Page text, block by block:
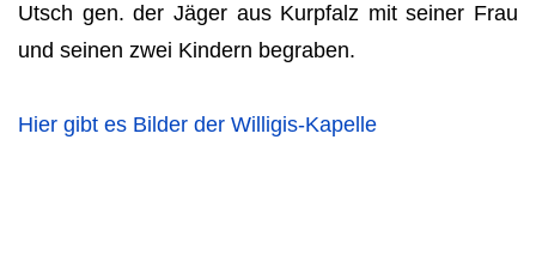
Utsch gen. der Jäger aus Kurpfalz mit seiner Frau
und seinen zwei Kindern begraben.
Hier gibt es Bilder der Willigis-Kapelle